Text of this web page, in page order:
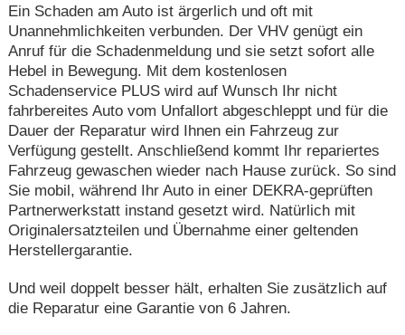
Ein Schaden am Auto ist ärgerlich und oft mit
Unannehmlichkeiten verbunden. Der VHV genügt ein
Anruf für die Schadenmeldung und sie setzt sofort alle
Hebel in Bewegung. Mit dem kostenlosen
Schadenservice PLUS wird auf Wunsch Ihr nicht
fahrbereites Auto vom Unfallort abgeschleppt und für die
Dauer der Reparatur wird Ihnen ein Fahrzeug zur
Verfügung gestellt. Anschließend kommt Ihr repariertes
Fahrzeug gewaschen wieder nach Hause zurück. So sind
Sie mobil, während Ihr Auto in einer DEKRA-geprüften
Partnerwerkstatt instand gesetzt wird. Natürlich mit
Originalersatzteilen und Übernahme einer geltenden
Herstellergarantie.
Und weil doppelt besser hält, erhalten Sie zusätzlich auf
die Reparatur eine Garantie von 6 Jahren.